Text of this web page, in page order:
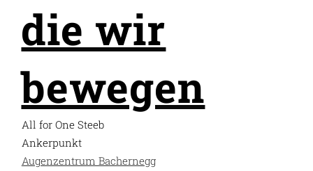
die wir
bewegen
All for One Steeb
Ankerpunkt
Augenzentrum Bachernegg